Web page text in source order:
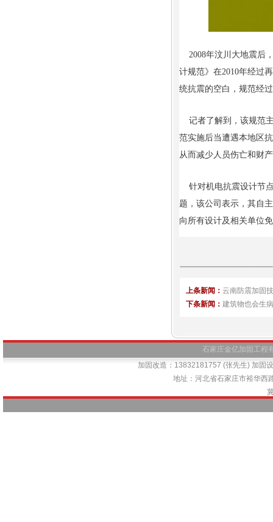
2008年汶川大地震后
计规范》在2010年经过
统抗震的空白，规范经
记者了解到，该规范
范实施后当遭遇本地区
从而减少人员伤亡和财
针对机电抗震设计节
题，该公司表示，其自
向所有设计及相关单位
上条新闻： 云南防震加固
下条新闻： 建筑物也会生
石家庄金亿加固工程
加固改造：13832181757 (张先生) 加固
地址：河北省石家庄市裕华西